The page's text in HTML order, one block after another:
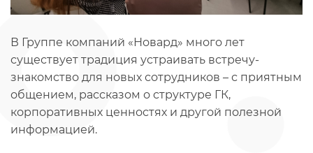
В Группе компаний «Новард» много лет
существует традиция устраивать встречу-
знакомство для новых сотрудников – с приятным
общением, рассказом о структуре ГК,
корпоративных ценностях и другой полезной
информацией.